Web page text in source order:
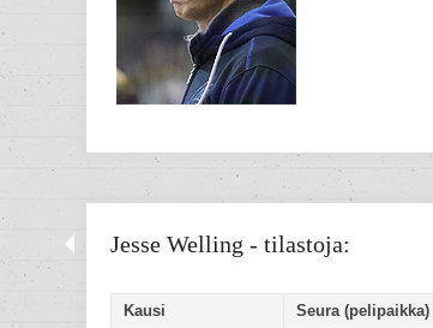
Jesse Welling - tilastoja:
Kausi Seura (pelipaikka)